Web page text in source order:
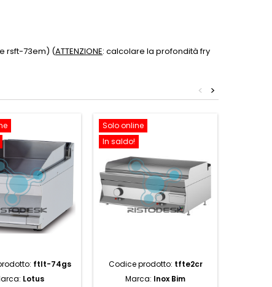
rsft-73em) (ATTENZIONE: calcolare la profondità fry
>
<
ftlt-74gs
Lotus
Solo online
In saldo!
Codice prodotto: tfte2cr
Marca: Inox Bim